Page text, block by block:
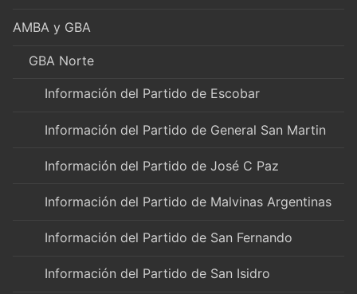
AMBA y GBA
GBA Norte
Información del Partido de Escobar
Información del Partido de General San Martin
Información del Partido de José C Paz
Información del Partido de Malvinas Argentinas
Información del Partido de San Fernando
Información del Partido de San Isidro